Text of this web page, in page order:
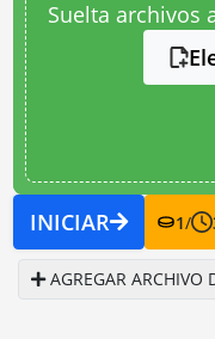
Suelta archivos
INICIAR 1/
AGREGAR ARCHIVO